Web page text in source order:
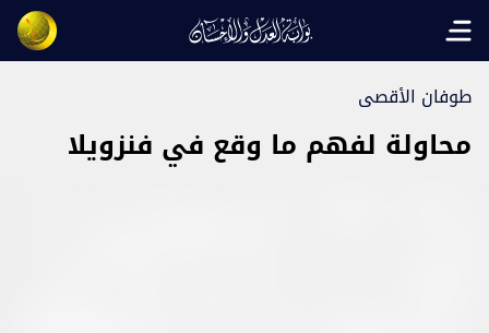
Open main menu
طوفان الأقصى
محاولة لفهم ما وقع في فنزويلا